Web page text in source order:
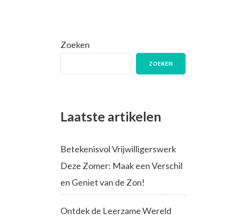
Zoeken
ZOEKEN
Laatste artikelen
Betekenisvol Vrijwilligerswerk
Deze Zomer: Maak een Verschil
en Geniet van de Zon!
Ontdek de Leerzame Wereld